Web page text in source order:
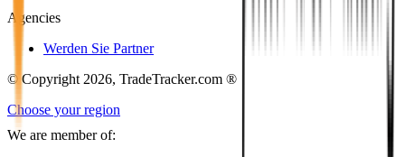
Agencies
Werden Sie Partner
© Copyright 2026, TradeTracker.com ®
Choose your region
We are member of: